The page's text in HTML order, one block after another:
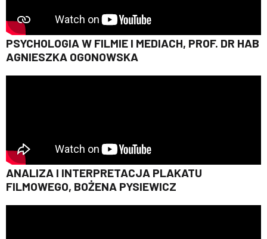
PSYCHOLOGIA W FILMIE I MEDIACH, PROF. DR HAB
AGNIESZKA OGONOWSKA
ANALIZA I INTERPRETACJA PLAKATU
FILMOWEGO, BOŻENA PYSIEWICZ